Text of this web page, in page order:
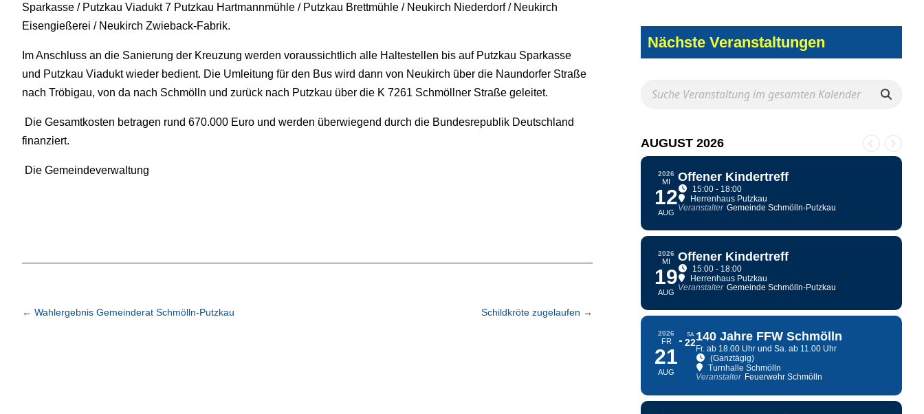
Sparkasse / Putzkau Viadukt 7 Putzkau Hartmannmühle / Putzkau Brettmühle / Neukirch Niederdorf / Neukirch
Eisengießerei / Neukirch Zwieback-Fabrik.
Im Anschluss an die Sanierung der Kreuzung werden voraussichtlich alle Haltestellen bis auf Putzkau Sparkasse
und Putzkau Viadukt wieder bedient. Die Umleitung für den Bus wird dann von Neukirch über die Naundorfer Straße
nach Tröbigau, von da nach Schmölln und zurück nach Putzkau über die K 7261 Schmöllner Straße geleitet.
Die Gesamtkosten betragen rund 670.000 Euro und werden überwiegend durch die Bundesrepublik Deutschland
finanziert.
Die Gemeindeverwaltung
← Wahlergebnis Gemeinderat Schmölln-Putzkau Schildkröte zugelaufen →
Nächste Veranstaltungen
AUGUST 2026
2026
MI
12
AUG
Offener Kindertreff
15:00 - 18:00
Herrenhaus Putzkau
Veranstalter Gemeinde Schmölln-Putzkau
2026
MI
19
AUG
Offener Kindertreff
15:00 - 18:00
Herrenhaus Putzkau
Veranstalter Gemeinde Schmölln-Putzkau
2026
FR
21
AUG
SA
22140 Jahre FFW Schmölln
Fr. ab 18.00 Uhr und Sa. ab 11.00 Uhr
(Ganztägig)
Turnhalle Schmölln
Veranstalter Feuerwehr Schmölln